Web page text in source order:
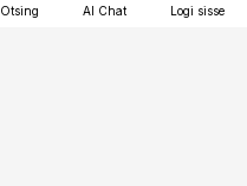
Otsing AI Chat Logi sisse